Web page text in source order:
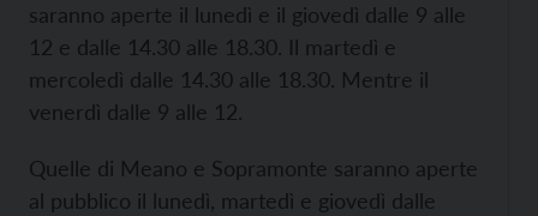
saranno aperte il lunedì e il giovedì dalle 9 alle
12 e dalle 14.30 alle 18.30. Il martedì e
mercoledì dalle 14.30 alle 18.30. Mentre il
venerdì dalle 9 alle 12.
Quelle di Meano e Sopramonte saranno aperte
al pubblico il lunedì, martedì e giovedì dalle